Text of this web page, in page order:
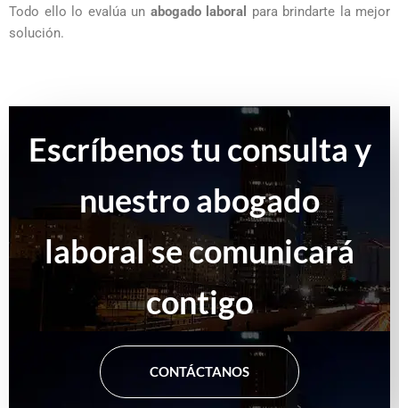
Todo ello lo evalúa un abogado laboral
para brindarte la mejor
solución.
Escríbenos tu consulta y
nuestroabogado
laboralse comunicará
contigo
CONTÁCTANOS